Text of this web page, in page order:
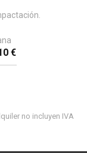
€
no incluyen IVA